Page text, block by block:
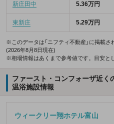
新庄田中 5.36万円
東新庄 5.29万円
※このデータは「ニフティ不動産」に掲載
(2026年8月8日現在)
※相場情報はあくまで参考値です。目安と
ファースト・コンフォーザ近く
温浴施設情報
ウィークリー翔ホテル富山